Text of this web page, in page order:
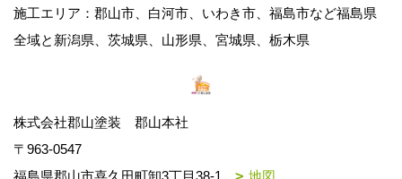
施工エリア：郡山市、白河市、いわき市、福島市など福島県
全域と新潟県、茨城県、山形県、宮城県、栃木県
株式会社郡山塗装 郡山本社
〒963-0547